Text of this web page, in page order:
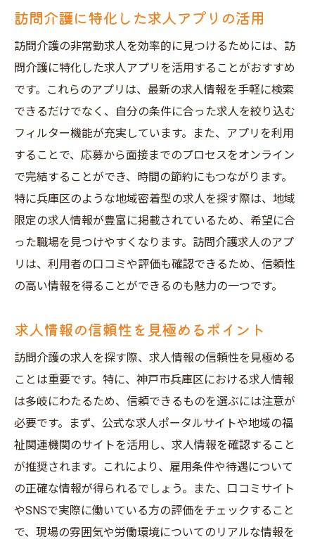
訪問介護に特化した求人アプリの活用
訪問介護の非常勤求人を効率的に見つけるためには、訪
問介護に特化した求人アプリを活用することがおすすめ
です。これらのアプリは、最新の求人情報を手軽に検索
できるだけでなく、自分の条件に合った求人を絞り込む
フィルター機能が充実しています。また、アプリを利用
することで、応募から面接までのプロセスをオンライン
で完結することができ、時間の節約にもつながります。
特に兵庫区のような地域密着型の求人を探す際は、地域
限定の求人情報が豊富に掲載されているため、希望に合
った職場を見つけやすくなります。訪問介護求人のアプ
リは、利用者の口コミや評価も確認できるため、信頼性
の高い情報を得ることができるのも魅力の一つです。
求人情報の信頼性を見極めるポイント
訪問介護の求人を探す際、求人情報の信頼性を見極める
ことは重要です。特に、神戸市兵庫区における求人情報
は多岐にわたるため、信頼できるものを選ぶには注意が
必要です。まず、公式な求人ポータルサイトや地域の福
祉関連機関のサイトを活用し、求人情報を確認すること
が推奨されます。これにより、雇用条件や待遇について
の正確な情報が得られるでしょう。また、口コミサイト
やSNSで実際に働いている方の評価をチェックすること
で、現場の雰囲気や労働環境についてのリアルな情報を